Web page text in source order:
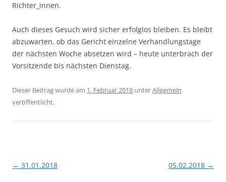
Richter_innen.
Auch dieses Gesuch wird sicher erfolglos bleiben. Es bleibt
abzuwarten, ob das Gericht einzelne Verhandlungstage
der nächsten Woche absetzen wird – heute unterbrach der
Vorsitzende bis nächsten Dienstag.
Dieser Beitrag wurde am 1. Februar 2018 unterAllgemein
veröffentlicht.
Beitragsnavigation
← 31.01.2018 05.02.2018 →